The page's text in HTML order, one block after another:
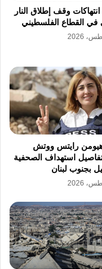
كل مرة. يحاول
القصوى
تتزايد حدة
تكرار حالات
الداخلية في
في هذا الشأن
الجوي المتبعة
الجوية
تقنية
ومنع تسلل
وقف إطلاق النار
في القطاع الفلسطيني
رايتس ووتش
استهداف الصحفية
بجنوب لبنان